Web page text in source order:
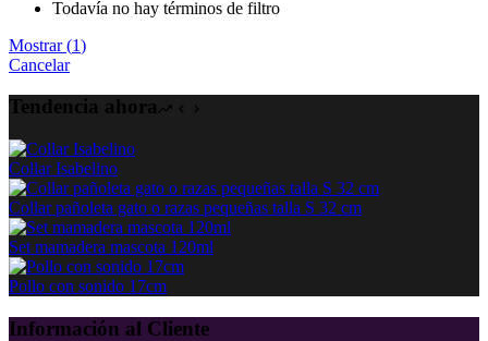
Todavía no hay términos de filtro
Mostrar(1)
Cancelar
Tendencia ahora
Collar Isabelino
Collar pañoleta gato o razas pequeñas talla S 32 cm
Set mamadera mascota 120ml
Pollo con sonido 17cm
Información al Cliente